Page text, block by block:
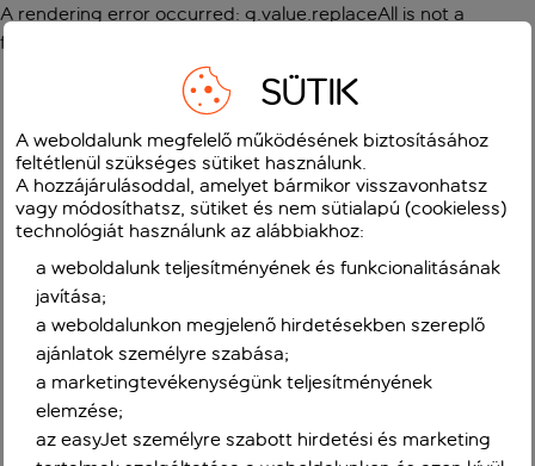
A rendering error occurred: g.value.replaceAll is not a
function
SÜTIK
A weboldalunk megfelelő működésének biztosításához
feltétlenül szükséges sütiket használunk.
A hozzájárulásoddal, amelyet bármikor visszavonhatsz
vagy módosíthatsz, sütiket és nem sütialapú (cookieless)
technológiát használunk az alábbiakhoz:
a weboldalunk teljesítményének és funkcionalitásának
javítása;
a weboldalunkon megjelenő hirdetésekben szereplő
ajánlatok személyre szabása;
a marketingtevékenységünk teljesítményének
elemzése;
az easyJet személyre szabott hirdetési és marketing